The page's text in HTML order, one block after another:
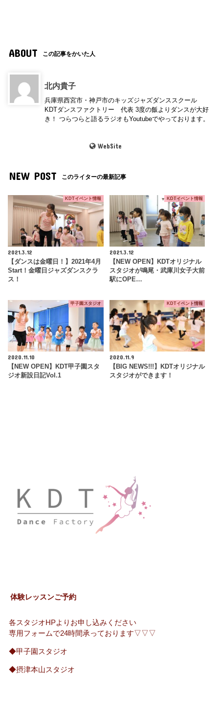
ABOUT この記事をかいた人
北内貴子
兵庫県西宮市・神戸市のキッズジャズダンススクール
KDTダンスファクトリー 代表 3度の飯よりダンスが大好
き！ つらつらと語るラジオもYoutubeでやっております。
WebSite
NEW POST このライターの最新記事
KDTイベント情報
2021.3.12
【ダンスは金曜日！】2021年4月
Start！金曜日ジャズダンスクラ
ス！
KDTイベント情報
2021.3.12
【NEW OPEN】KDTオリジナル
スタジオが鳴尾・武庫川女子大前
駅にOPE…
甲子園スタジオ
2020.11.10
【NEW OPEN】KDT甲子園スタ
ジオ新設日記Vol.1
KDTイベント情報
2020.11.9
【BIG NEWS!!!】KDTオリジナル
スタジオができます！
体験レッスンご予約
各スタジオHPよりお申し込みください
専用フォームで24時間承っております▽▽▽
◆甲子園スタジオ
◆摂津本山スタジオ